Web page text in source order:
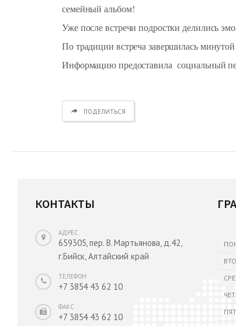
семейный альбом!
Уже после встречи подростки делились
По традиции встреча завершилась
Информацию предоставила социальный
ПОДЕЛИТЬСЯ
КОНТАКТЫ
АДРЕС
659305, пер. В. Мартьянова, д.42,
г.Бийск, Алтайский край
ТЕЛЕФОН
+7 3854 43 62 10
ФАКС
+7 3854 43 62 10